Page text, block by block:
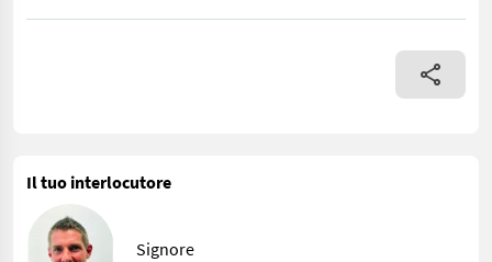
Krone KW 6.02/6 *Tastrad *Gelenkwelle
Il tuo interlocutore
Signore